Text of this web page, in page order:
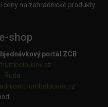
ceny na zahradnické produkty.
shop
portál ZCB
Ruda
cz